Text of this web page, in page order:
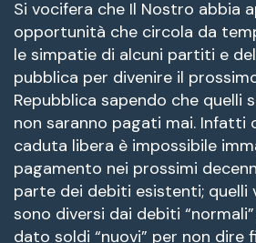
Si vocifera che Il Nostro abbia
opportunità che circola da
le simpatie di alcuni partiti e
pubblica per divenire il
Repubblica sapendo che quelli
non saranno pagati mai. Infatti
caduta libera è impossibile
pagamento nei prossimi
parte dei debiti esistenti; quelli
sono diversi dai debiti
dato soldi “nuovi” per non dire